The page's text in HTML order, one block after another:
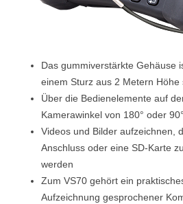
Das gummiverstärkte Gehäuse
einem Sturz aus 2 Metern
Über die Bedienelemente auf
Kamerawinkel von 180° oder
Videos und Bilder aufzeichnen,
Anschluss oder eine SD-Karte
werden
Zum VS70 gehört ein
Aufzeichnung gesprochener